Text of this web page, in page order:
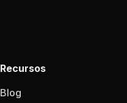
Recursos
Blog